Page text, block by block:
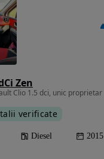
Zen
Clio 1.5 dci, unic proprietar
verificate
Diesel 2015